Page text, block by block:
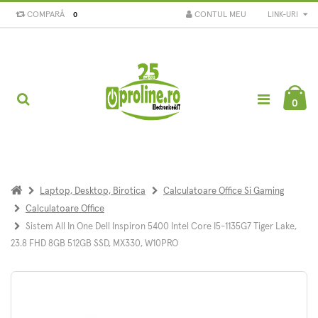
COMPARĂ 0 LINK-URI
CONTUL MEU
0
Laptop, Desktop, Birotica
Calculatoare Office Si Gaming
Calculatoare Office
Sistem All In One Dell Inspiron 5400 Intel Core I5-1135G7 Tiger Lake,
23.8 FHD 8GB 512GB SSD, MX330, W10PRO